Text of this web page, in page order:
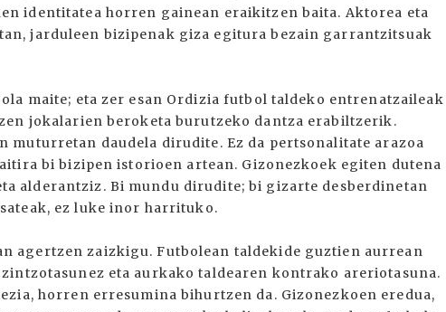
identitatea horren gainean eraikitzen baita. Aktorea eta
jarduleen bizipenak giza egitura bezain garrantzitsuak
maite; eta zer esan Ordizia futbol taldeko entrenatzaileak
jokalarien beroketa burutzeko dantza erabiltzerik.
muturretan daudela dirudite. Ez da pertsonalitate arazoa
bi bizipen istorioen artean. Gizonezkoek egiten dutena
alderantziz. Bi mundu dirudite; bi gizarte desberdinetan
ez luke inor harrituko.
agertzen zaizkigu. Futbolean taldekide guztien aurrean
eta aurkako taldearen kontrako areriotasuna.
horren erresumina bihurtzen da. Gizonezkoen eredua,